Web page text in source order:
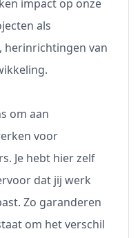
impact op onze
als
herinrichtingen van
om aan
voor
Je hebt hier zelf
dat jij werk
Zo garanderen
om het verschil